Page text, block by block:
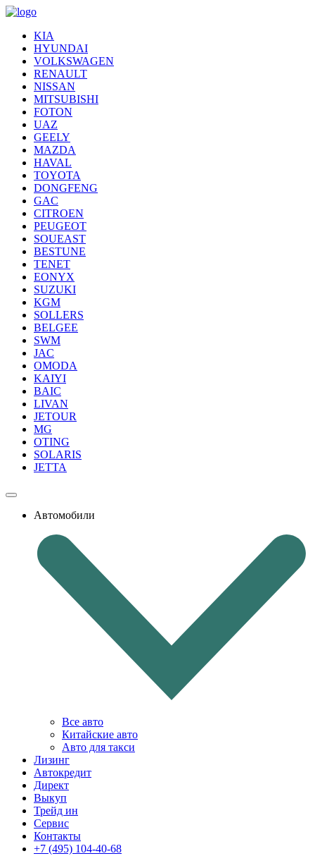
KIA
HYUNDAI
VOLKSWAGEN
RENAULT
NISSAN
MITSUBISHI
FOTON
UAZ
GEELY
MAZDA
HAVAL
TOYOTA
DONGFENG
GAC
CITROEN
PEUGEOT
SOUEAST
BESTUNE
TENET
EONYX
SUZUKI
KGM
SOLLERS
BELGEE
SWM
JAC
OMODA
KAIYI
BAIC
LIVAN
JETOUR
MG
OTING
SOLARIS
JETTA
Автомобили
Все авто
Китайские авто
Авто для такси
Лизинг
Автокредит
Директ
Выкуп
Трейд ин
Сервис
Контакты
+7 (495) 104-40-68